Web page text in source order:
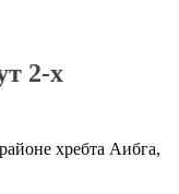
2-х
хребта Аибга,